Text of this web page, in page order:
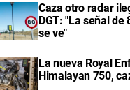
Caza otro radar
DGT: "La señal de
se ve"
La nueva Royal
Himalayan 750,